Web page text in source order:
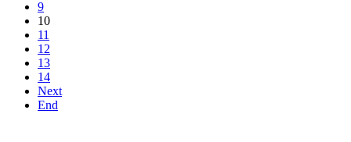
9
10
11
12
13
14
Next
End